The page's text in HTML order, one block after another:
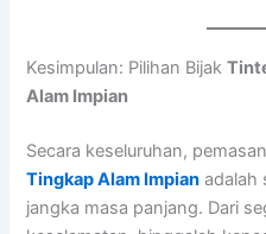
Kesimpulan: Pilihan Bijak
Alam Impian
Secara keseluruhan,
Tingkap Alam Impian adalah
jangka masa panjang. Dari